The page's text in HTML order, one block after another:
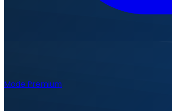
Mode Premium